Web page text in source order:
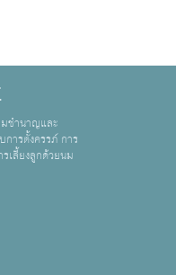
ชำนาญและ
ารตั้งครรภ์ การ
เลี้ยงลูกด้วยนม